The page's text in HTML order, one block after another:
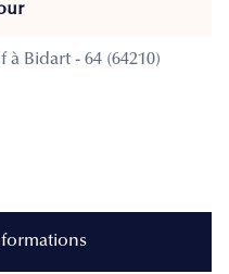
Bidart - 64 (64210)